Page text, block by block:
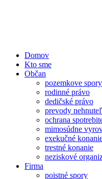
Domov
Kto sme
Občan
pozemkove spory
rodinné právo
dedičské právo
prevody
ochrana
mimosúdne
exekučné
trestné konanie
neziskové
Firma
poistné spory